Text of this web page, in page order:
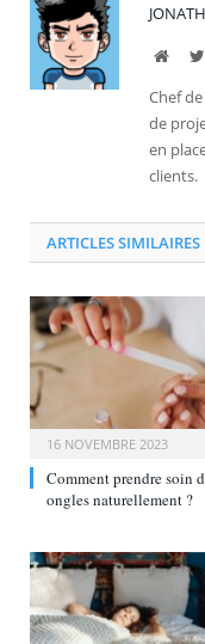
Site
Chef
de
en
clients.
ARTICLES SIMILAIRES
16 NOVEMBRE 2023
Comment prendre soin
ongles naturellement ?